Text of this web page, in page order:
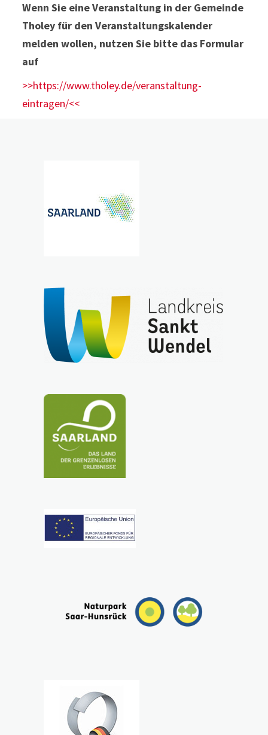
Wenn Sie eine Veranstaltung in der Gemeinde
Tholey für den Veranstaltungskalender
melden wollen, nutzen Sie bitte das Formular
auf
>>https://www.tholey.de/veranstaltung-
eintragen/<<